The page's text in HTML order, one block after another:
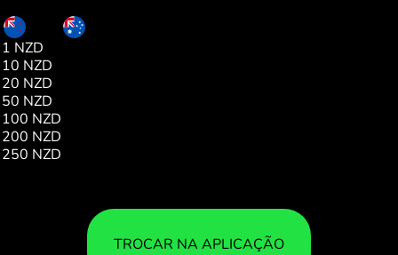
1 NZD
10 NZD
20 NZD
50 NZD
100 NZD
200 NZD
250 NZD
TROCAR NA APLICAÇÃO